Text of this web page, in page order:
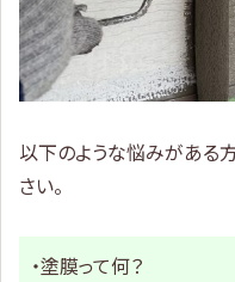
以下のような悩みがある
さい。
・塗膜って何？